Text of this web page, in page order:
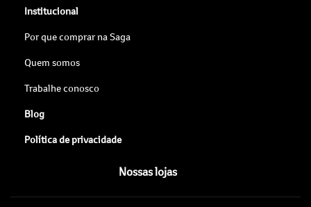
Institucional
Por que comprar na Saga
Quem somos
Trabalhe conosco
Blog
Política de privacidade
Nossas lojas